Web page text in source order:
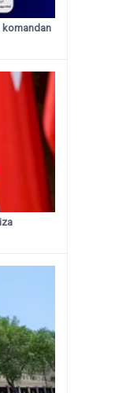
komandan